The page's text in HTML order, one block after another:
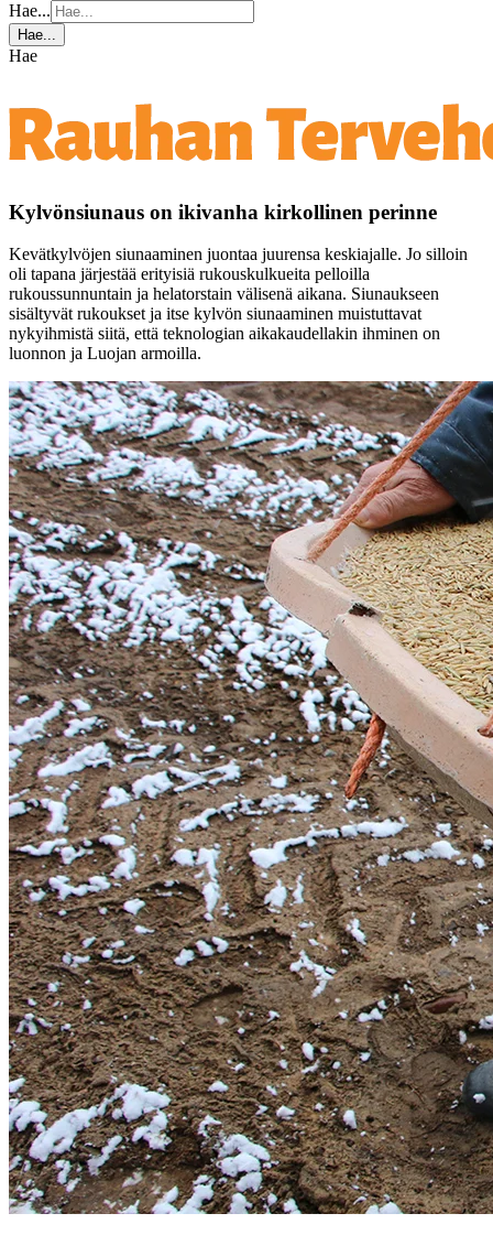
Hae...
Hae...
Hae
Kylvönsiunaus on ikivanha kirkollinen perinne
Kevätkylvöjen siunaaminen juontaa juurensa keskiajalle. Jo silloin
oli tapana järjestää erityisiä rukouskulkueita pelloilla
rukoussunnuntain ja helatorstain välisenä aikana. Siunaukseen
sisältyvät rukoukset ja itse kylvön siunaaminen muistuttavat
nykyihmistä siitä, että teknologian aikakaudellakin ihminen on
luonnon ja Luojan armoilla.